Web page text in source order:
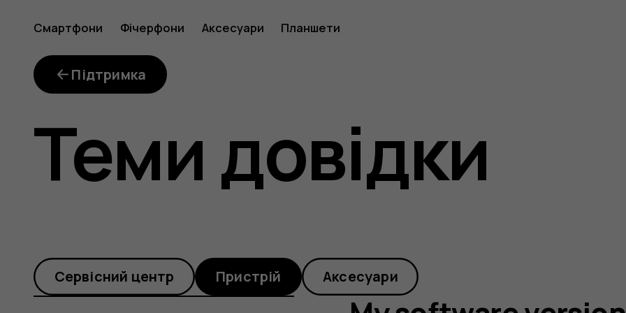
My
software
version
number
Смартфони Фічерфони Аксесуари Планшети
Підтримка
Теми довідки
Cервісний центр Пристрій Аксесуари